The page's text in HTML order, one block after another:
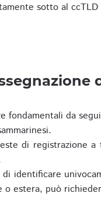
sotto al
da
di
identificare
o estera, può